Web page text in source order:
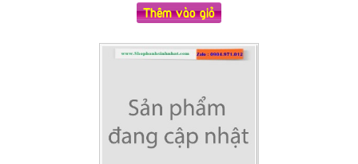
Thêm vào giỏ